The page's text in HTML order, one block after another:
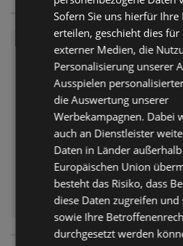
ALDI
Prospekt
Sofern Sie uns hierfür
erteilen, geschieht dies
externer Medien, die
Personalisierung unserer
Ausspielen
die Auswertung unserer
Werbekampagnen. Dabei
auch an Dienstleister
Daten in Länder
Europäischen Union
besteht das Risiko, dass
diese Daten zugreifen und
sowie Ihre
durchgesetzt werden